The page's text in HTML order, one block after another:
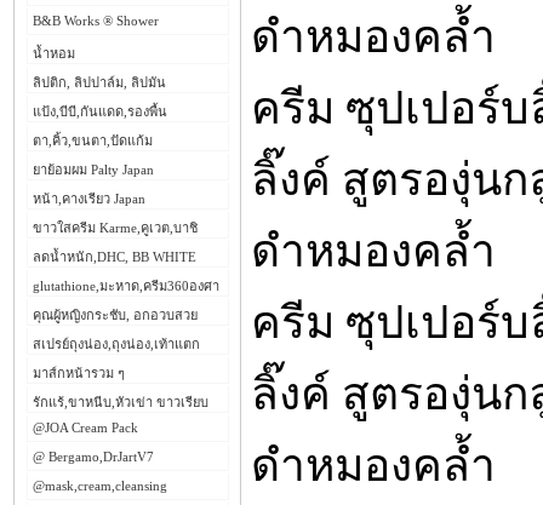
B&B Works ® Shower
น้ำหอม
ลิปติก, ลิปปาล์ม, ลิปมัน
แป้ง,บีบี,กันแดด,รองพื้น
ตา,คิ้ว,ขนตา,ปัดแก้ม
ยาย้อมผม Palty Japan
หน้า,คางเรียว Japan
ขาวใสครีม Karme,คูเวต,บาชิ
ลดน้ำหนัก,DHC, BB WHITE
glutathione,มะหาด,ครีม360องศา
คุณผู้หญิงกระชับ, อกอวบสวย
สเปรย์ถุงน่อง,ถุงน่อง,เท้าแตก
มาส์กหน้ารวม ๆ
รักแร้,ขาหนีบ,หัวเข่า ขาวเรียบ
@JOA Cream Pack
@ Bergamo,DrJartV7
@mask,cream,cleansing
ดำหมองคล้ำ
ครีม ซุปเปอร์
ลิ๊งค์ สูตรองุ่น
ดำหมองคล้ำ
ครีม ซุปเปอร์
ลิ๊งค์ สูตรองุ่น
ดำหมองคล้ำ